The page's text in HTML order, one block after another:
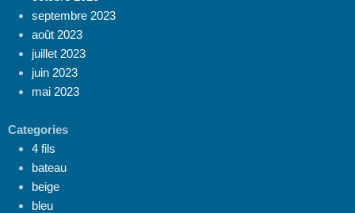
septembre 2023
août 2023
juillet 2023
juin 2023
mai 2023
Categories
4 fils
bateau
beige
bleu